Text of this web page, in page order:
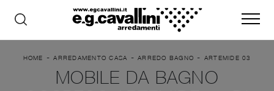
HOME -ARREDAMENTO CASA - ARREDO BAGNO - ARTEMIDE 03
MOBILE DA BAGNO